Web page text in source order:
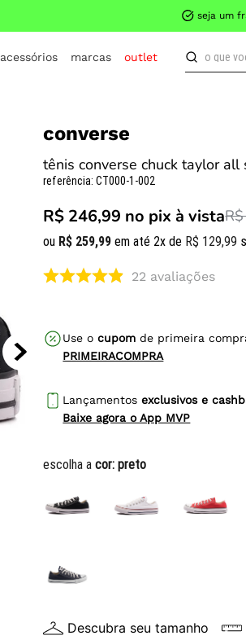
seja um
acessórios marcas outlet
o que
converse
tênis converse chuck taylor
referência:CT000-1-002
R$ 246,99 no pix à vista
ou R$ 259,99 em até 2x de R$ 129,99
22 avaliações
Use ocupom de primeira
PRIMEIRACOMPRA
Lançamentosexclusivos e
Baixe agora o App MVP
escolha acor:preto
Descubra seu tamanho